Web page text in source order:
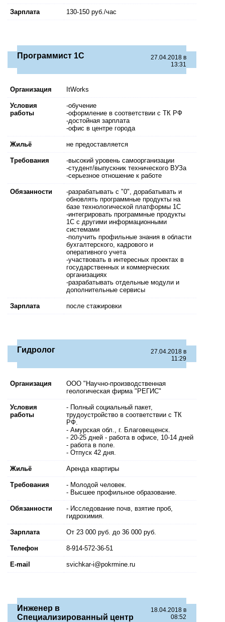
Зарплата 130-150 руб./час
Программист 1С
27.04.2018 в
13:31
Организация ItWorks
Условия
работы
-обучение
-оформление в соответствии с ТК РФ
-достойная зарплата
-офис в центре города
Жильё не предоставляется
Требования
-высокий уровень самоорганизации
-студент/выпускник технического ВУЗа
-серьезное отношение к работе
Обязанности
-разрабатывать с "0", дорабатывать и
обновлять программные продукты на
базе технологической платформы 1С
-интегрировать программные продукты
1С с другими информационными
системами
-получить профильные знания в области
бухгалтерского, кадрового и
оперативного учета
-участвовать в интересных проектах в
государственных и коммерческих
организациях
-разрабатывать отдельные модули и
дополнительные сервисы
Зарплата после стажировки
Гидролог
27.04.2018 в
11:29
Организация
ООО "Научно-производственная
геологическая фирма "РЕГИС"
Условия
работы
- Полный социальный пакет,
трудоустройство в соответствии с ТК
РФ.
- Амурская обл., г. Благовещенск.
- 20-25 дней - работа в офисе, 10-14 дней
- работа в поле.
- Отпуск 42 дня.
Жильё Аренда квартиры
Требования
- Молодой человек.
- Высшее профильное образование.
Обязанности
- Исследование почв, взятие проб,
гидрохимия.
Зарплата От 23 000 руб. до 36 000 руб.
Телефон 8-914-572-36-51
E-mail svichkar-i@pokrmine.ru
Инженер в
Специализированный центр
18.04.2018 в
08:52